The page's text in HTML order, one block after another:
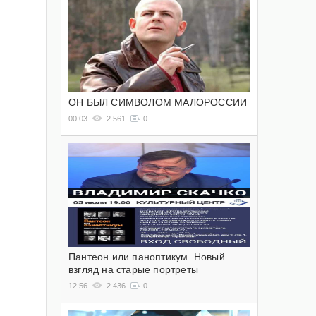
ОН БЫЛ СИМВОЛОМ МАЛОРОССИИ
00:03 2 561 0
Пантеон или паноптикум. Новый
взгляд на старые портреты
12:56 2 436 0